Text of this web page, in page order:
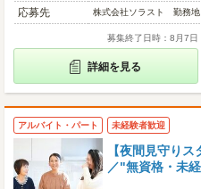
応募先
株式会社ソラスト 勤務
募集終了日時：8月7日
詳細を見る
アルバイト・パート 未経験者歓迎
【夜間見守り
／"無資格・未